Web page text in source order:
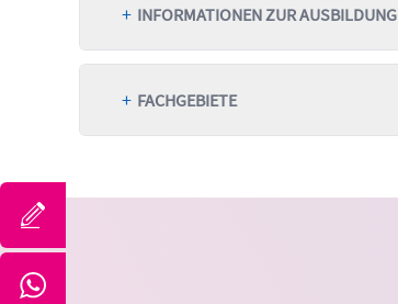
+ INFORMATIONEN ZUR AUSBILDUNG
+ FACHGEBIETE